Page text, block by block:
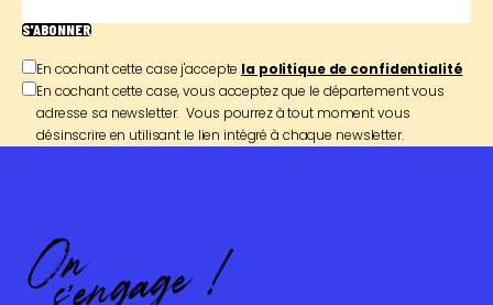
S'ABONNER
En cochant cette case j'accepte la politique de confidentialité
En cochant cette case, vous acceptez que le département vous
adresse sa newsletter. Vous pourrez à tout moment vous
désinscrire en utilisant le lien intégré à chaque newsletter.